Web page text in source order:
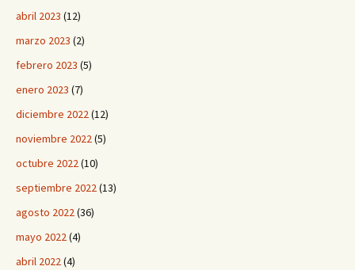
abril 2023 (12)
marzo 2023 (2)
febrero 2023 (5)
enero 2023 (7)
diciembre 2022(12)
noviembre 2022(5)
octubre 2022(10)
septiembre 2022(13)
agosto 2022(36)
mayo 2022(4)
abril 2022(4)